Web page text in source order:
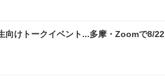
向けトークイベント...多摩・Zoomで8/22